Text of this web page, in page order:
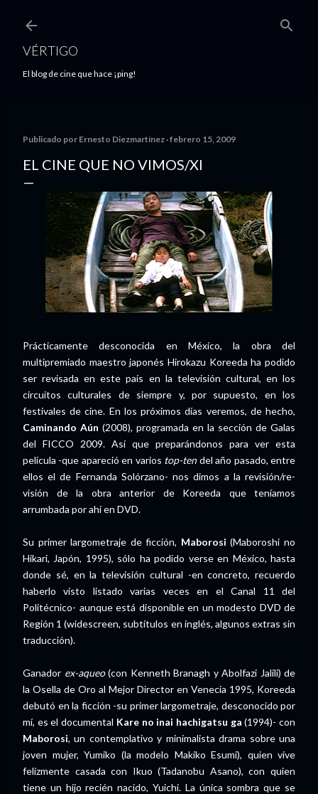
VÉRTIGO
El blog de cine que hace ¡ping!
Publicado por Ernesto Diezmartínez febrero 15, 2009
EL CINE QUE NO VIMOS/XI
Prácticamente desconocida en México, la obra del
multipremiado maestro japonés Hirokazu Koreeda ha podido
ser revisada en este país en la televisión cultural, en los
circuitos culturales de siempre y, por supuesto, en los
festivales de cine. En los próximos días veremos, de hecho,
Caminando Aún (2008), programada en la sección de Galas
del FICCO 2009. Así que preparándonos para ver esta
película -que apareció en varios top-tendel año pasado, entre
ellos el de Fernanda Solórzano- nos dimos a la revisión/re-
visión de la obra anterior de Koreeda que teníamos
arrumbada por ahí en DVD.
Su primer largometraje de ficción, Maborosi (Maboroshi no
Hikari, Japón, 1995), sólo ha podido verse en México, hasta
donde sé, en la televisión cultural -en concreto, recuerdo
haberlo visto listado varias veces en el Canal 11 del
Politécnico- aunque está disponible en un modesto DVD de
Región 1 (widescreen, subtítulos en inglés, algunos extras sin
traducción).
Ganador ex-aqueo(con Kenneth Branagh y Abolfazi Jalili) de
la Osella de Oro al Mejor Director en Venecia 1995, Koreeda
debutó en la ficción -su primer largometraje, desconocido por
mí, es el documental Kare no inai hachigatsu ga (1994)- con
Maborosi, un contemplativo y minimalista drama sobre una
joven mujer, Yumiko (la modelo Makiko Esumi), quien vive
felizmente casada con Ikuo (Tadanobu Asano), con quien
tiene un hijo recién nacido, Yuichi. La única sombra que se